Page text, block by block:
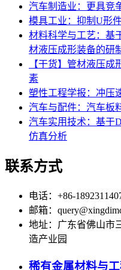
汽车制造业：更具竞
模具工业：抑制U形
材料科学与工艺：基
材液压成形装备的研
【干货】管材液压成
素
塑性工程学报：冲压
汽车与配件：汽车板
汽车实用技术：基于
仿真分析
联系方式
电话：+86-
邮箱：
地址：广东省佛山市
造产业园
稀有金属材料与